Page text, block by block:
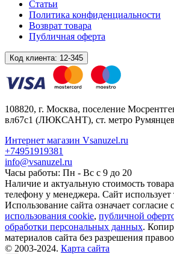
Статьи
Политика конфиденциальности
Возврат товара
Публичная оферта
Код клиента: 12-345
108820, г. Москва, поселение
вл67с1 (ЛЮКСАНТ), ст. метро
Интернет магазин Vsanuzel.ru
+74951919381
info@vsanuzel.ru
Часы работы: Пн - Вс с 9 до 20
Наличие и актуальную стоимость
телефону у менеджера. Сайт
Использование сайта означает согласие с
использования cookie, публичной
обработки персональных данных.
материалов сайта без разрешения
© 2003-2024. Карта сайта